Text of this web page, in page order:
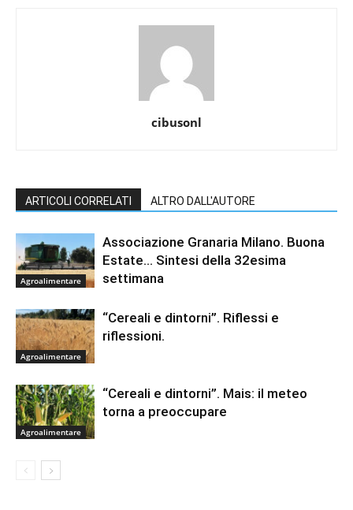
cibusonl
ARTICOLI CORRELATI ALTRO DALL'AUTORE
Agroalimentare
Associazione Granaria Milano. Buona
Estate… Sintesi della 32esima
settimana
Agroalimentare
“Cereali e dintorni”. Riflessi e
riflessioni.
Agroalimentare
“Cereali e dintorni”. Mais: il meteo
torna a preoccupare